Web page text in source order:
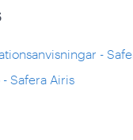
-
Safera Airis